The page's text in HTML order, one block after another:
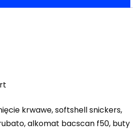
krwawe, softshell snickers,
alkomat bacscan f50, buty